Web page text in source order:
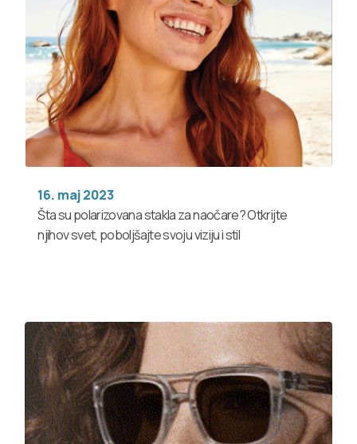
16. maj 2023
Šta su polarizovana stakla za naočare? Otkrijte
njihov svet, poboljšajte svoju viziju i stil